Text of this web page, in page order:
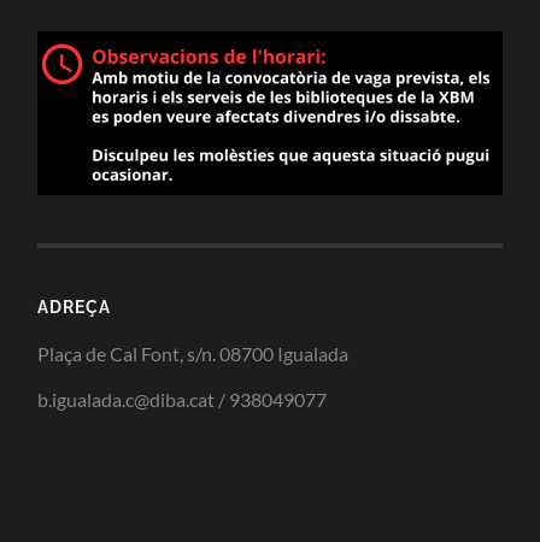
ADREÇA
Plaça de Cal Font, s/n. 08700 Igualada
b.igualada.c@diba.cat / 938049077